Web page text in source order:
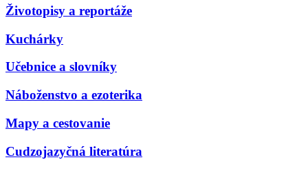
Životopisy a reportáže
Kuchárky
Učebnice a slovníky
Náboženstvo a ezoterika
Mapy a cestovanie
Cudzojazyčná literatúra